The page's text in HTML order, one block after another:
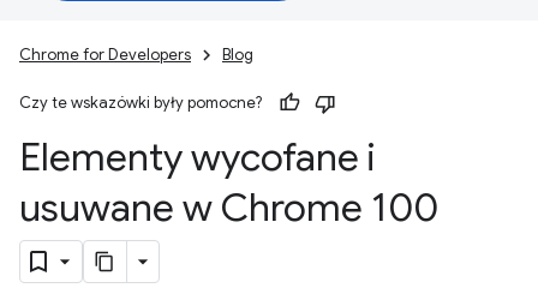
Chrome for Developers Blog
Czy te wskazówki były pomocne?
Elementy wycofane i
usuwane w Chrome 100